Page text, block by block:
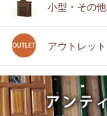
小型・その他
アウトレット